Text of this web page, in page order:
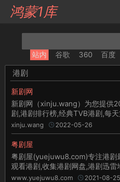
鸿蒙1库
站内 谷歌 360 百度
港剧
新剧网
新剧网（xinju.wang）为您提供
剧,港剧排行榜,经典TVB港剧,每
视频观看体验。
xinju.wang 2022-05-26
粤剧屋
粤剧屋(yuejuwu8.com)专注港剧
观看港剧,收集港剧网盘,港剧迅雷
最新电视剧,最新电影,最新动漫在
www.yuejuwu8.com 2021-08-25